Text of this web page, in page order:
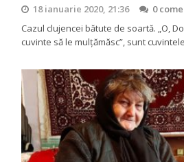
18 ianuarie 2020, 21:36
0
Cazul clujencei bătute de soartă. „O,
cuvinte să le mulţămăsc”, sunt